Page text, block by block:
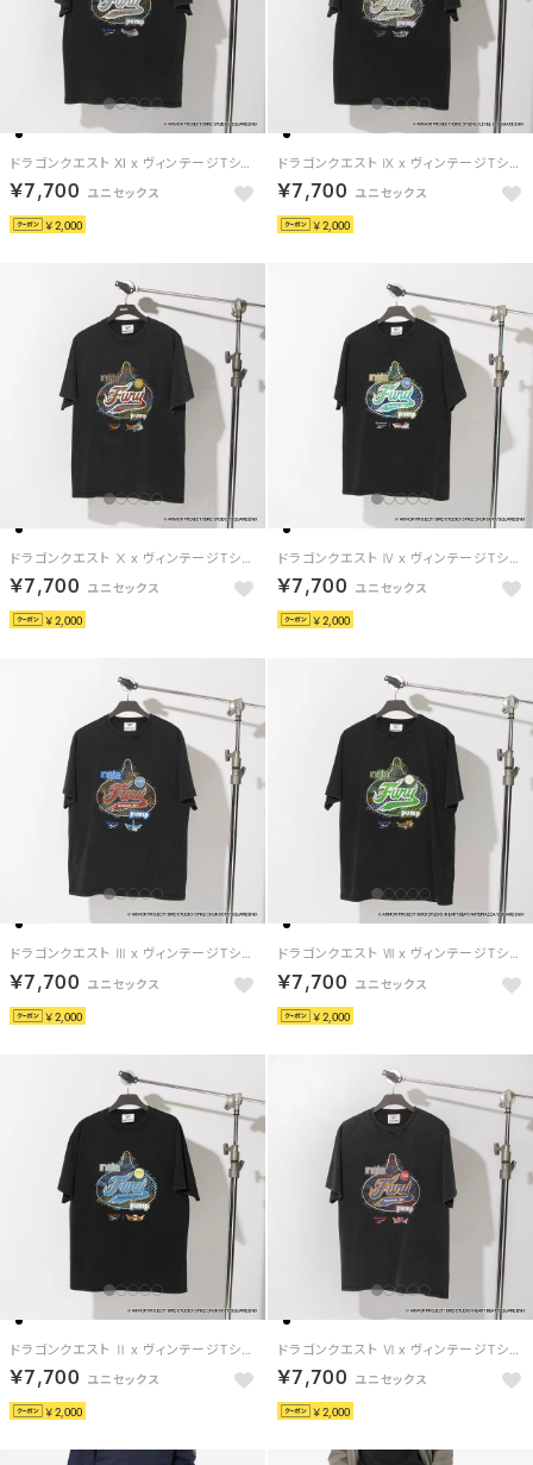
ドラゴンクエスト XI x ヴィンテージTシャツ / DRAGON QUEST XI x VINTAGE TEE 【返品不可商品】（ブラック/グレー）
￥7,700
￥2,000
ドラゴンクエスト Ⅸ x ヴィンテージTシャツ / DRAGON QUEST Ⅸ x VINTAGE TEE 【返品不可商品】（ブラック/ホワイト）
￥7,700
￥2,000
ドラゴンクエスト Ⅹ x ヴィンテージTシャツ / DRAGON QUEST Ⅹ x VINTAGE TEE 【返品不可商品】 （ブラック/レッド）
￥7,700
￥2,000
ドラゴンクエスト Ⅳ x ヴィンテージTシャツ / DRAGON QUEST Ⅳ x VINTAGE TEE 【返品不可商品】 （ブラック/グリーン）
￥7,700
￥2,000
ドラゴンクエスト Ⅲ x ヴィンテージTシャツ / DRAGON QUEST Ⅲ x VINTAGE TEE 【返品不可商品】 （ブラック/バーガンディ）
￥7,700
￥2,000
ドラゴンクエスト Ⅶ x ヴィンテージTシャツ / DRAGON QUEST Ⅶ x VINTAGE TEE 【返品不可商品】 （ブラック/ライムグリーン）
￥7,700
￥2,000
ドラゴンクエスト Ⅱ x ヴィンテージTシャツ / DRAGON QUEST Ⅱ x VINTAGE TEE 【返品不可商品】 （ブラック/ブルー）
￥7,700
￥2,000
ドラゴンクエスト Ⅵ x ヴィンテージTシャツ / DRAGON QUEST Ⅵ x VINTAGE TEE 【返品不可商品】 （ブラック/ブラウン）
￥7,700
￥2,000